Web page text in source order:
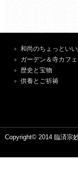
和尚のちょっとい
ガーデン＆寺カフェ
歴史と宝物
供養とご祈祷
Copyright© 2014 臨済宗